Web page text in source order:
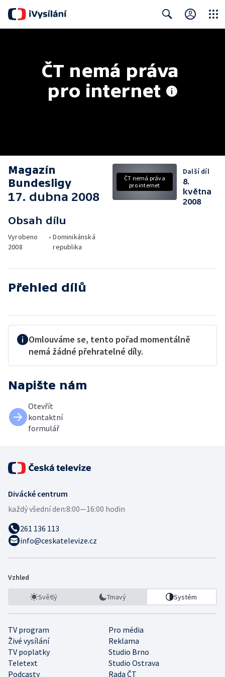
ČT nemá práva
pro internet
Magazín
Bundesligy
17. dubna 2008
Obsah dílu
Vyrobeno
2008
• Dominikánská
republika
ČT nemá práva
pro internet
Další díl
8.
května
2008
Přehled dílů
Omlouváme se, tento pořad momentálně
nemá žádné přehratelné díly.
Napište nám
Otevřít
kontaktní
formulář
Divácké centrum
každý všední den:8:00—16:00 hodin
261 136 113
info@ceskatelevize.cz
Vzhled
Světlý Tmavý Systém
TV program
Pro média
Živé vysílání
Reklama
TV poplatky
Studio Brno
Teletext
Studio Ostrava
Podcasty
Rada ČT